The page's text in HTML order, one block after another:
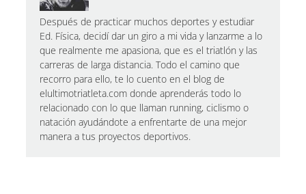
Después de practicar muchos deportes y estudiar
Ed. Física, decidí dar un giro a mi vida y lanzarme a lo
que realmente me apasiona, que es el triatlón y las
carreras de larga distancia. Todo el camino que
recorro para ello, te lo cuento en el blog de
elultimotriatleta.com donde aprenderás todo lo
relacionado con lo que llaman running, ciclismo o
natación ayudándote a enfrentarte de una mejor
manera a tus proyectos deportivos.